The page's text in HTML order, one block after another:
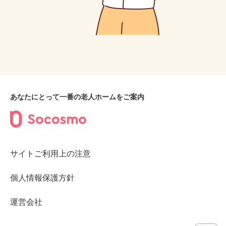
あなたにとって一番の老人ホームをご案内
サイトご利用上の注意
個人情報保護方針
運営会社